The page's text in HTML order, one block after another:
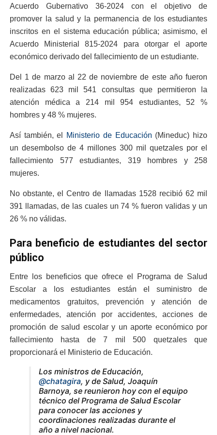
Acuerdo Gubernativo 36-2024 con el objetivo de
promover la salud y la permanencia de los estudiantes
inscritos en el sistema educación pública; asimismo, el
Acuerdo Ministerial 815-2024 para otorgar el aporte
económico derivado del fallecimiento de un estudiante.
Del 1 de marzo al 22 de noviembre de este año fueron
realizadas 623 mil 541 consultas que permitieron la
atención médica a 214 mil 954 estudiantes, 52 %
hombres y 48 % mujeres.
Así también, el Ministerio de Educación (Mineduc) hizo
un desembolso de 4 millones 300 mil quetzales por el
fallecimiento 577 estudiantes, 319 hombres y 258
mujeres.
No obstante, el Centro de llamadas 1528 recibió 62 mil
391 llamadas, de las cuales un 74 % fueron validas y un
26 % no válidas.
Para beneficio de estudiantes del sector
público
Entre los beneficios que ofrece el Programa de Salud
Escolar a los estudiantes están el suministro de
medicamentos gratuitos, prevención y atención de
enfermedades, atención por accidentes, acciones de
promoción de salud escolar y un aporte económico por
fallecimiento hasta de 7 mil 500 quetzales que
proporcionará el Ministerio de Educación.
Los ministros de Educación,
@chatagira, y de Salud, Joaquín
Barnoya, se reunieron hoy con el equipo
técnico del Programa de Salud Escolar
para conocer las acciones y
coordinaciones realizadas durante el
año a nivel nacional.